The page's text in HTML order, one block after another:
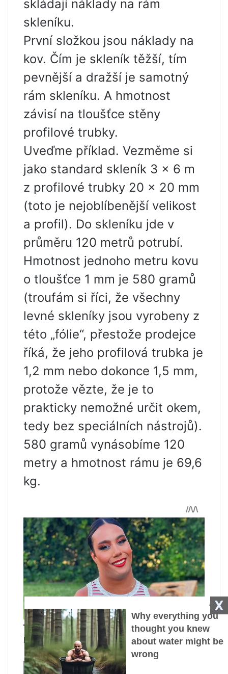
X
skládají náklady na rám
skleníku.
První složkou jsou náklady na
kov. Čím je skleník těžší, tím
pevnější a dražší je samotný
rám skleníku. A hmotnost
závisí na tloušťce stěny
profilové trubky.
Uveďme příklad. Vezměme si
jako standard skleník 3 x 6 m
z profilové trubky 20 x 20 mm
(toto je nejoblíbenější velikost
a profil). Do skleníku jde v
průměru 120 metrů potrubí.
Hmotnost jednoho metru kovu
o tloušťce 1 mm je 580 gramů
(troufám si říci, že všechny
levné skleníky jsou vyrobeny z
této „fólie“, přestože prodejce
říká, že jeho profilová trubka je
1,2 mm nebo dokonce 1,5 mm,
protože vězte, že je to
prakticky nemožné určit okem,
tedy bez speciálních nástrojů).
580 gramů vynásobíme 120
metry a hmotnost rámu je 69,6
kg.